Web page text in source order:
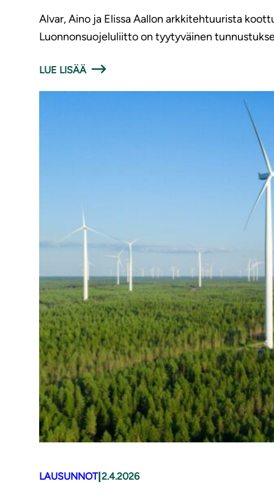
Alvar, Aino ja Elissa Aallon arkkitehtuurista
Luonnonsuojeluliitto on tyytyväinen
LUE LISÄÄ
LAUSUNNOT| 2.4.2026